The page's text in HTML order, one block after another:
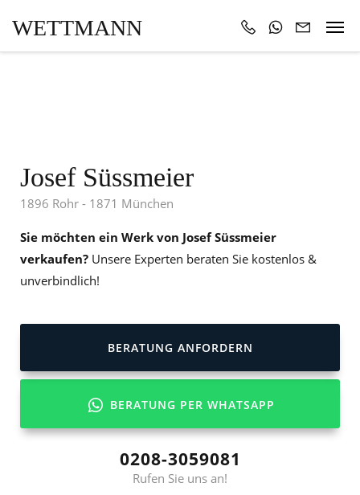
WETTMANN
Josef Süssmeier
1896 Rohr - 1871 München
Sie möchten ein Werk von Josef Süssmeier
verkaufen? Unsere Experten beraten Sie kostenlos &
unverbindlich!
BERATUNG ANFORDERN
BERATUNG PER WHATSAPP
0208-3059081
Rufen Sie uns an!